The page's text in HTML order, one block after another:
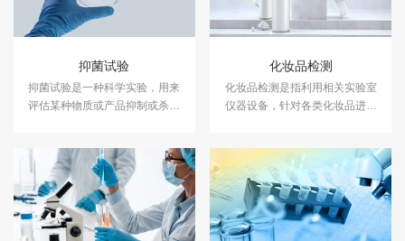
抑菌试验
抑菌试验是一种科学实验，用来
评估某种物质或产品抑制或杀灭
产品抑菌试验服务，具备CMA、
CNAS资质认证.
化妆品检测
化妆品检测是指利用相关实验室
仪器设备，针对各类化妆品进行
量和使用安全，保障消费者健
康。中科检测开展化妆品检测服
务，具备CMA、CNAS资质认
证。